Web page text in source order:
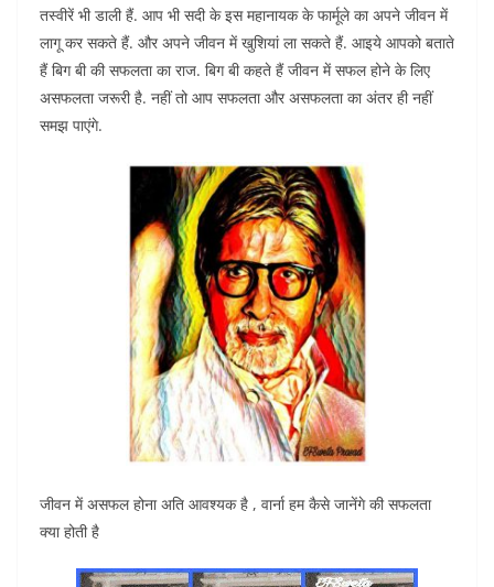
तस्वीरें भी डाली हैं. आप भी सदी के इस महानायक के फार्मूले का अपने जीवन में
लागू कर सकते हैं. और अपने जीवन में खुशियां ला सकते हैं. आइये आपको बताते
हैं बिग बी की सफलता का राज. बिग बी कहते हैं जीवन में सफल होने के लिए
असफलता जरूरी है. नहीं तो आप सफलता और असफलता का अंतर ही नहीं
समझ पाएंगे.
जीवन में असफल होना अति आवश्यक है , वार्ना हम कैसे जानेंगे की सफलता
क्या होती है